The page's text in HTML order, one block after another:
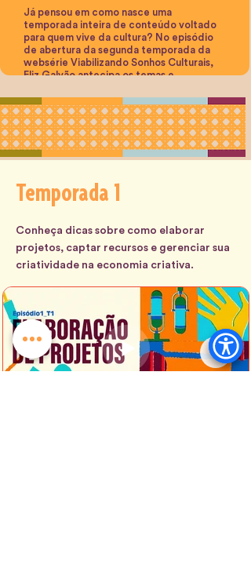
Já pensou em como nasce uma
temporada inteira de conteúdo voltado
para quem vive da cultura? No episódio
de abertura da segunda temporada da
websérie Viabilizando Sonhos Culturais,
Eliz Galvão antecipa os temas e
próximos vídeos, com alguns spoilers bem
especiais. Um aquecimento para
mergulhar de vez nas práticas e
estratégias que podem transformar o seu
fazer cultural.
Temporada 1
Conheça dicas sobre como elaborar
projetos, captar recursos e gerenciar sua
criatividade na economia criativa.